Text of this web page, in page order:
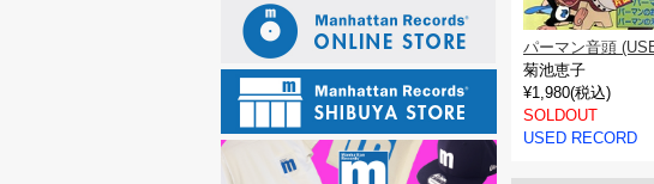
パーマン音頭
菊池恵子
¥1,980(税込)
SOLDOUT
USED RECORD